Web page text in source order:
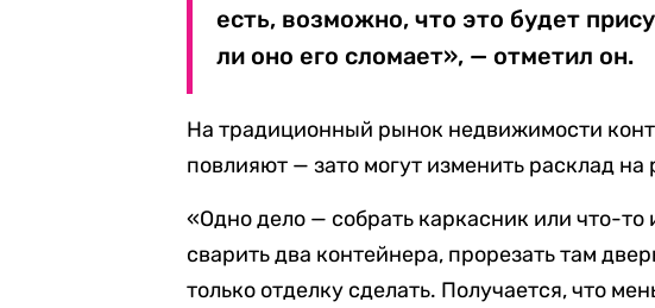
есть, возможно, что это будет
ли оно его сломает», — отметил он.
На традиционный рынок недвижимости
повлияют — зато могут изменить расклад
«Одно дело — собрать каркасник или что-то
сварить два контейнера, прорезать там
только отделку сделать. Получается, что